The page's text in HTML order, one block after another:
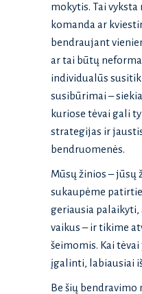
mokytis. Tai
komanda ar
bendraujant
ar tai būtų
individualūs
susibūrimai –
kuriose tėvai gali
strategijas ir
bendruomenės.
Mūsų žinios – jūsų
sukaupėme
geriausia
vaikus – ir tikime
šeimomis. Kai
įgalinti, labiausiai
Be šių